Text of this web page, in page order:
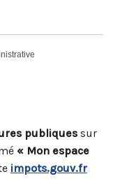
publiquessur
« Mon espace
impots.gouv.fr